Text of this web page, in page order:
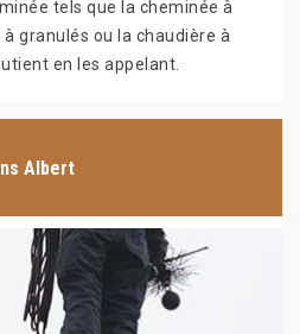
tels que la cheminée à
granulés ou la chaudière à
en les appelant.
Albert